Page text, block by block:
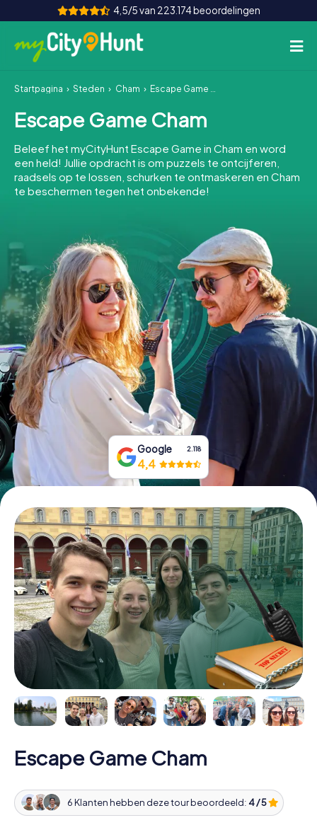
4,5/5 van 223.174 beoordelingen
Hoe het werkt
Steden
Tours
Teamevenement
INT AT CH
DE
ES
FR UK
IE
IT
NL
Boek tickets
Koop cadeaubonnen
Startpagina Steden Cham Escape Game Cham
Escape Game Cham
Beleef het myCityHunt Escape Game in Cham en word
een held! Jullie opdracht is om puzzels te ontcijferen,
raadsels op te lossen, schurken te ontmaskeren en Cham
te beschermen tegen het onbekende!
Google 2.118
4,4
Escape Game Cham
6 Klanten hebben deze tour beoordeeld: 4 / 5